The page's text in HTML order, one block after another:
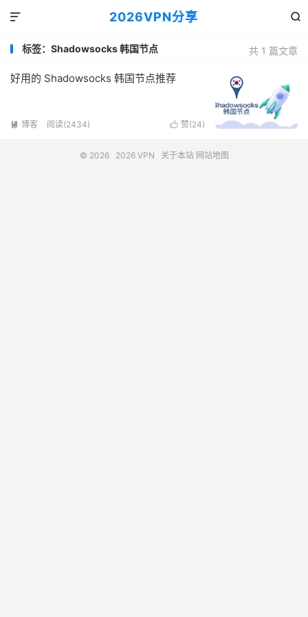
2026VPN分享 

共 1 篇文章
标签：Shadowsocks 韩国节点
好用的 Shadowsocks 韩国节点推荐
 赞(24)
 博客 阅读(2434)
© 2026 2026 VPN 关于本站 网站地图